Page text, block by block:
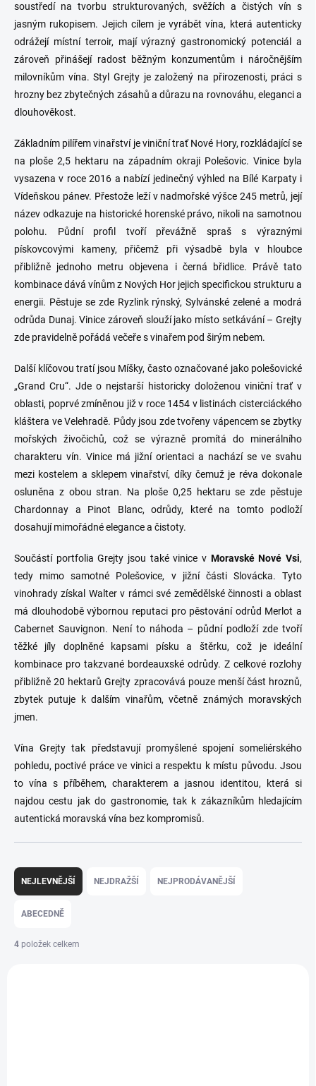
soustředí na tvorbu strukturovaných, svěžích a čistých vín s
jasným rukopisem. Jejich cílem je vyrábět vína, která autenticky
odrážejí místní terroir, mají výrazný gastronomický potenciál a
zároveň přinášejí radost běžným konzumentům i náročnějším
milovníkům vína. Styl Grejty je založený na přirozenosti, práci s
hrozny bez zbytečných zásahů a důrazu na rovnováhu, eleganci a
dlouhověkost.
Základním pilířem vinařství je viniční trať Nové Hory, rozkládající se
na ploše 2,5 hektaru na západním okraji Polešovic. Vinice byla
vysazena v roce 2016 a nabízí jedinečný výhled na Bílé Karpaty i
Vídeňskou pánev. Přestože leží v nadmořské výšce 245 metrů, její
název odkazuje na historické horenské právo, nikoli na samotnou
polohu. Půdní profil tvoří převážně spraš s výraznými
pískovcovými kameny, přičemž při výsadbě byla v hloubce
přibližně jednoho metru objevena i černá břidlice. Právě tato
kombinace dává vínům z Nových Hor jejich specifickou strukturu a
energii. Pěstuje se zde Ryzlink rýnský, Sylvánské zelené a modrá
odrůda Dunaj. Vinice zároveň slouží jako místo setkávání – Grejty
zde pravidelně pořádá večeře s vinařem pod širým nebem.
Další klíčovou tratí jsou Míšky, často označované jako polešovické
„Grand Cru“. Jde o nejstarší historicky doloženou viniční trať v
oblasti, poprvé zmíněnou již v roce 1454 v listinách cisterciáckého
kláštera ve Velehradě. Půdy jsou zde tvořeny vápencem se zbytky
mořských živočichů, což se výrazně promítá do minerálního
charakteru vín. Vinice má jižní orientaci a nachází se ve svahu
mezi kostelem a sklepem vinařství, díky čemuž je réva dokonale
osluněna z obou stran. Na ploše 0,25 hektaru se zde pěstuje
Chardonnay a Pinot Blanc, odrůdy, které na tomto podloží
dosahují mimořádné elegance a čistoty.
Součástí portfolia Grejty jsou také vinice v Moravské Nové Vsi,
tedy mimo samotné Polešovice, v jižní části Slovácka. Tyto
vinohrady získal Walter v rámci své zemědělské činnosti a oblast
má dlouhodobě výbornou reputaci pro pěstování odrůd Merlot a
Cabernet Sauvignon. Není to náhoda – půdní podloží zde tvoří
těžké jíly doplněné kapsami písku a štěrku, což je ideální
kombinace pro takzvané bordeauxské odrůdy. Z celkové rozlohy
přibližně 20 hektarů Grejty zpracovává pouze menší část hroznů,
zbytek putuje k dalším vinařům, včetně známých moravských
jmen.
Vína Grejty tak představují promyšlené spojení someliérského
pohledu, poctivé práce ve vinici a respektu k místu původu. Jsou
to vína s příběhem, charakterem a jasnou identitou, která si
najdou cestu jak do gastronomie, tak k zákazníkům hledajícím
autentická moravská vína bez kompromisů.
Ř
z
í
NEJLEVNĚJŠÍ NEJDRAŽŠÍ NEJPRODÁVANĚJŠÍ
ABECEDNĚ
4 položek celkem